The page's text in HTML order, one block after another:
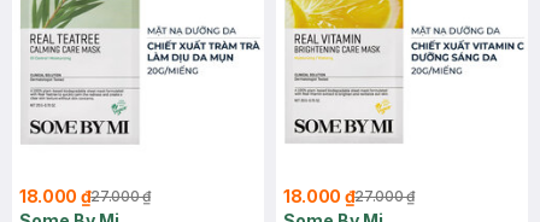
18.000 ₫27.000 ₫ 18.000 ₫27.000 ₫